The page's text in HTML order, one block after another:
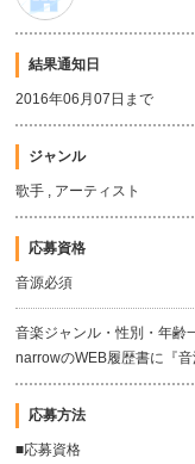
結果通知日
2016年06月07日まで
ジャンル
歌手 , アーティスト
応募資格
音源必須
音楽ジャンル・性別・年齢
narrowのWEB履歴書に『
応募方法
■応募資格